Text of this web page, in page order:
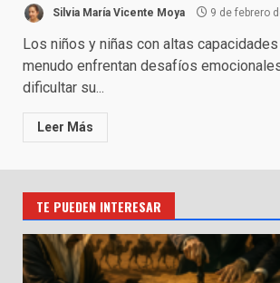
Silvia María Vicente Moya 9 de febrero
Los niños y niñas con altas
menudo enfrentan desafíos
dificultar su...
Leer Más
TE PUEDEN INTERESAR